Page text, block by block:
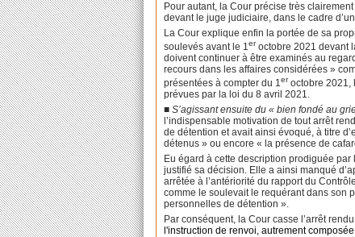
Pour autant, la Cour précise très
devant le juge judiciaire, dans le cadre
La Cour explique enfin la portée de sa
soulevés avant le 1er octobre 2021 devant
doivent continuer à être examinés au
recours dans les affaires considérées »
présentées à compter du 1er octobre 2021,
prévues par la loi du 8 avril 2021.
■ S’agissant ensuite du « bien fondé au
l’indispensable motivation de tout arrêt
de détention et avait ainsi évoqué, à titre
détenus » ou encore « la présence de
Eu égard à cette description prodiguée
justifié sa décision. Elle a ainsi manqué
arrêtée à l’antériorité du rapport du
comme le soulevait le requérant dans son
personnelles de détention ».
Par conséquent, la Cour casse l’arrêt
l'instruction de renvoi, autrement